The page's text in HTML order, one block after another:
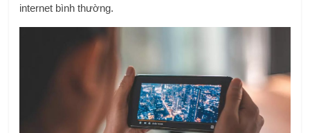
internet bình thường.